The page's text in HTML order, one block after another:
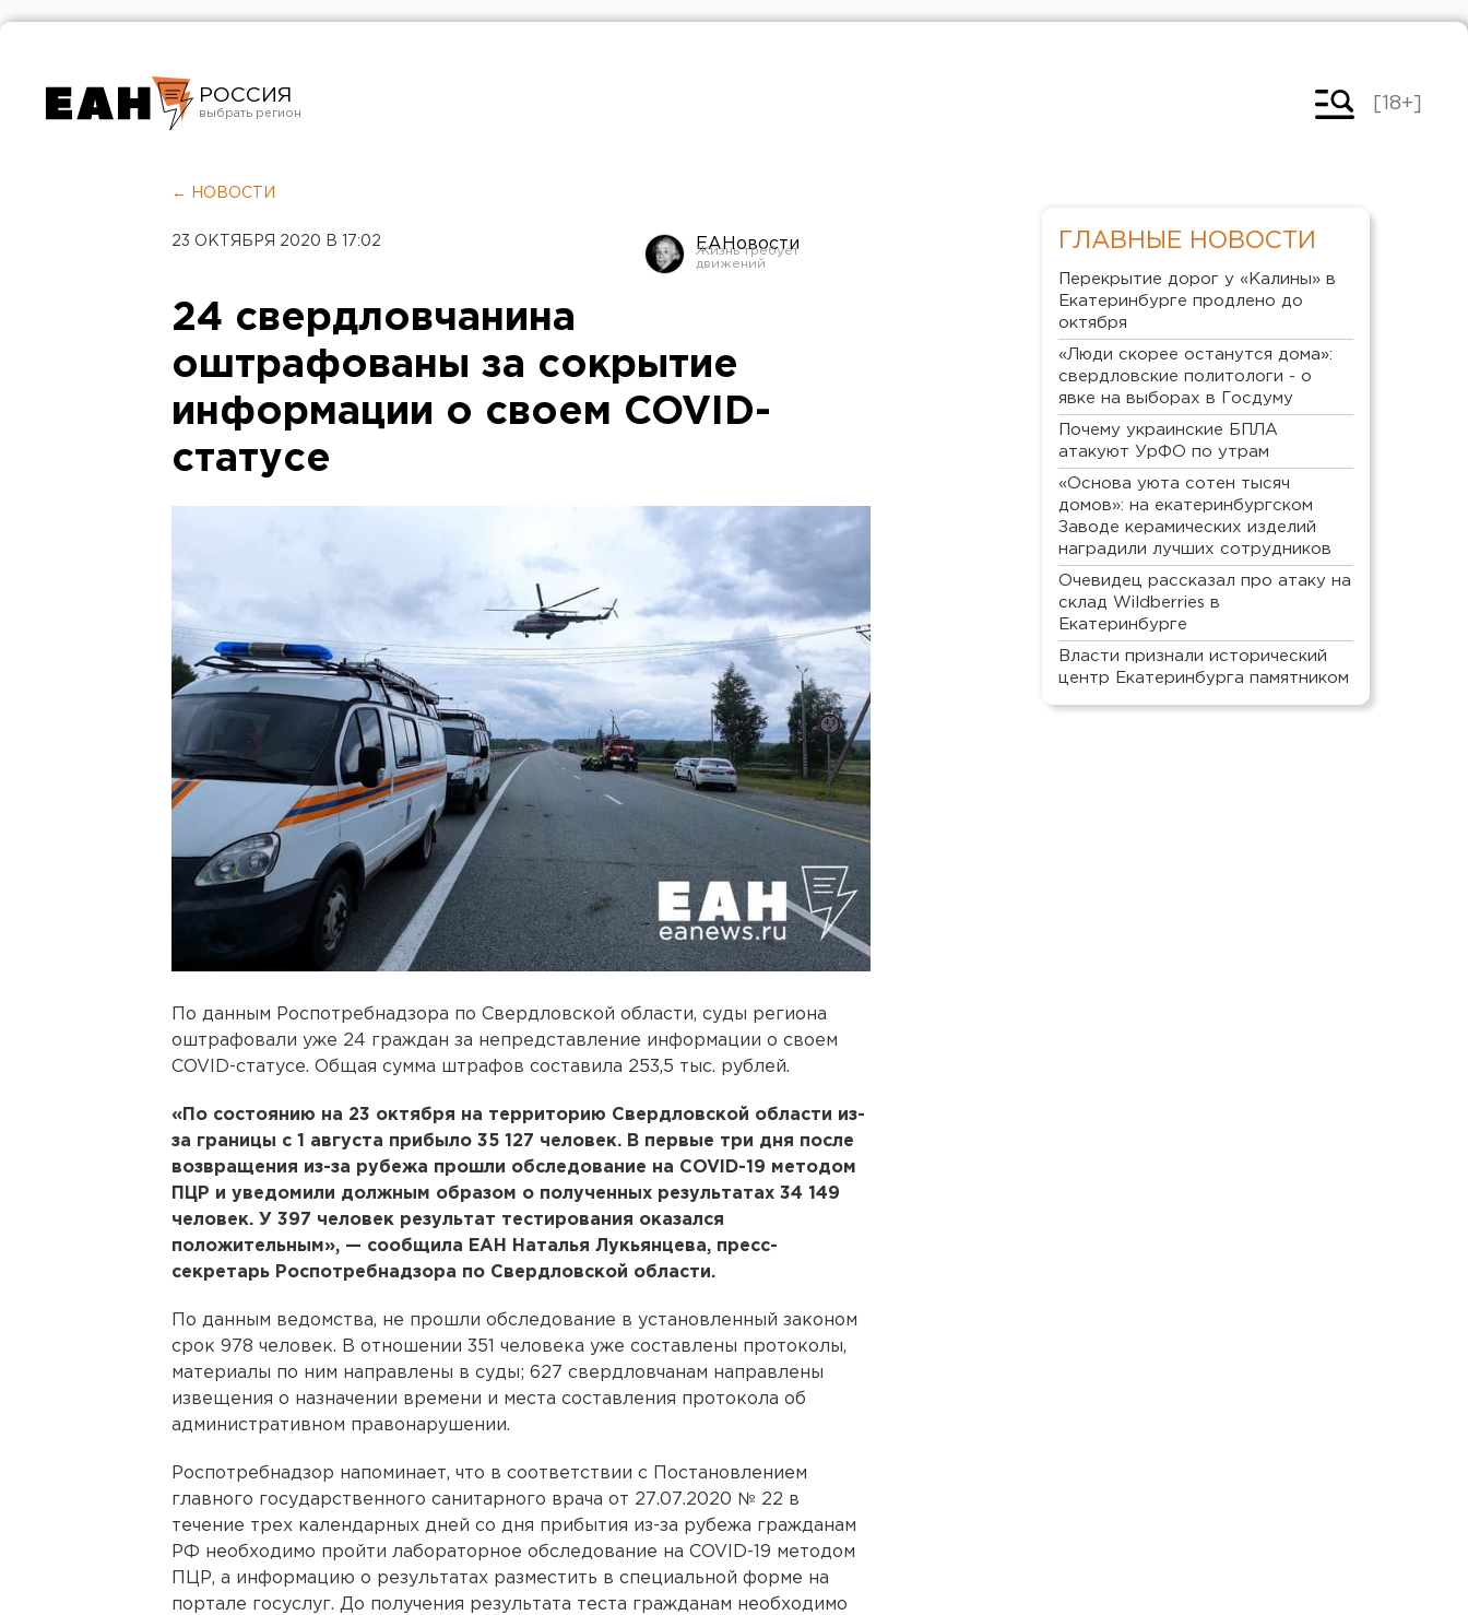
РОССИЯ
Челябинск
[18+]
← НОВОСТИ
23 ОКТЯБРЯ 2020 В 17:02 ЕАНовости
24 свердловчанина
оштрафованы за сокрытие
информации о своем COVID-
статусе
По данным Роспотребнадзора по Свердловской области, суды региона
оштрафовали уже 24 граждан за непредставление информации о своем
COVID-статусе. Общая сумма штрафов составила 253,5 тыс. рублей.
«По состоянию на 23 октября на территорию Свердловской области из-
за границы с 1 августа прибыло 35 127 человек. В первые три дня после
возвращения из-за рубежа прошли обследование на COVID-19 методом
ПЦР и уведомили должным образом о полученных результатах 34 149
человек. У 397 человек результат тестирования оказался
положительным», — сообщила ЕАН Наталья Лукьянцева, пресс-
секретарь Роспотребнадзора по Свердловской области.
По данным ведомства, не прошли обследование в установленный законом
срок 978 человек. В отношении 351 человека уже составлены протоколы,
материалы по ним направлены в суды; 627 свердловчанам направлены
извещения о назначении времени и места составления протокола об
административном правонарушении.
Роспотребнадзор напоминает, что в соответствии с Постановлением
главного государственного санитарного врача от 27.07.2020 № 22 в
течение трех календарных дней со дня прибытия из-за рубежа гражданам
РФ необходимо пройти лабораторное обследование на COVID-19 методом
ПЦР, а информацию о результатах разместить в специальной форме на
портале госуслуг. До получения результата теста гражданам необходимо
ГЛАВНЫЕ НОВОСТИ
Перекрытие дорог у «Калины» в
Екатеринбурге продлено до
октября
«Люди скорее останутся дома»:
свердловские политологи - о
явке на выборах в Госдуму
Почему украинские БПЛА
атакуют УрФО по утрам
«Основа уюта сотен тысяч
домов»: на екатеринбургском
Заводе керамических изделий
наградили лучших сотрудников
Очевидец рассказал про атаку на
склад Wildberries в
Екатеринбурге
Власти признали исторический
центр Екатеринбурга памятником